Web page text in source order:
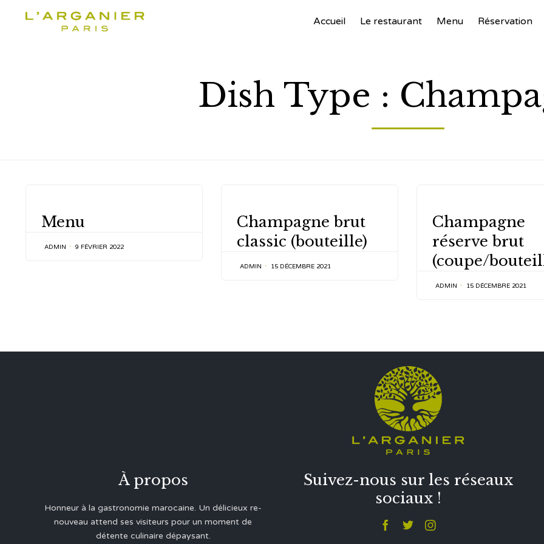
Accueil Le restaurant Menu Réservation
Dish Type :
Menu
ADMIN 9 FÉVRIER 2022
Champagne brut
classic (bouteille)
ADMIN 15 DÉCEMBRE 2021
Champagne
réserve brut
(coupe/
ADMIN 15 DÉCEMBRE 2021
À propos
Honneur à la gastronomie marocaine. Un délicieux re-
nouveau attend ses visiteurs pour un moment de
détente culinaire dépaysant.
Suivez-nous sur les réseaux
sociaux !
  